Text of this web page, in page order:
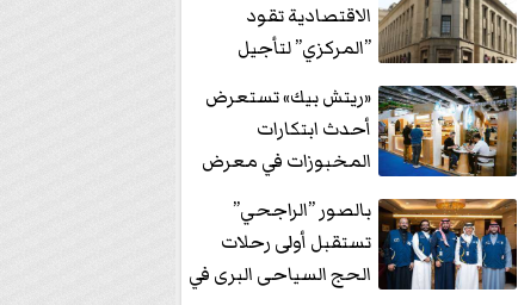
الاقتصادية تقود
”المركزي” لتأجيل
«ريتش بيك» تستعرض
أحدث ابتكارات
المخبوزات في معرض
منتجات...
بالصور ”الراجحي”
تستقبل أولى رحلات
الحج السياحى البرى في